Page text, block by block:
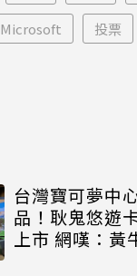
Microsoft 投票
台灣寶可夢中
品！耿鬼悠遊
上市 網嘆：黃